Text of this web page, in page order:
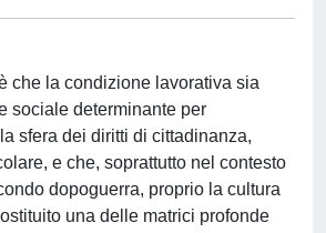
che la condizione lavorativa sia
sociale determinante per
sfera dei diritti di cittadinanza,
e che, soprattutto nel contesto
dopoguerra, proprio la cultura
una delle matrici profonde